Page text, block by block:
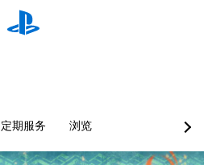
定期服务 浏览